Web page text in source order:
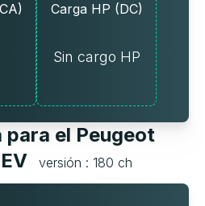
Carga HP (DC)
Sin cargo HP
para el Peugeot
versión : 180 ch